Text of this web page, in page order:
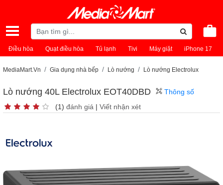
Điều hòa Quạt điều hòa Tủ lạnh Tivi Máy giặt iPhone 17
MediaMart.Vn Gia dụng nhà bếp Lò nướng Lò nướng Electrolux
Lò nướng 40L Electrolux EOT40DBD
(1) đánh giá | Viết nhận xét
Thông số